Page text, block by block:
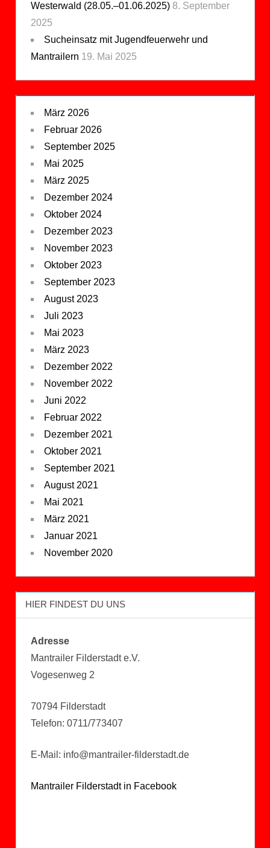
Westerwald (28.05.–01.06.2025) 8. September
2025
Sucheinsatz mit Jugendfeuerwehr und
Mantrailern 19. Mai 2025
März 2026
Februar 2026
September 2025
Mai 2025
März 2025
Dezember 2024
Oktober 2024
Dezember 2023
November 2023
Oktober 2023
September 2023
August 2023
Juli 2023
Mai 2023
März 2023
Dezember 2022
November 2022
Juni 2022
Februar 2022
Dezember 2021
Oktober 2021
September 2021
August 2021
Mai 2021
März 2021
Januar 2021
November 2020
HIER FINDEST DU UNS
Adresse
Mantrailer Filderstadt e.V.
Vogesenweg 2
70794 Filderstadt
Telefon: 0711/773407
E-Mail: info@mantrailer-filderstadt.de
Mantrailer Filderstadt in Facebook